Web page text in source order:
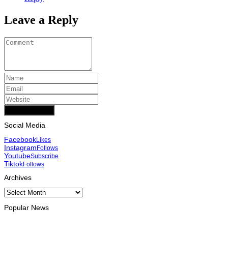
Leave a Reply
Social Media
FacebookLikes
InstagramFollows
YoutubeSubscribe
TiktokFollows
Archives
Archives
Popular News